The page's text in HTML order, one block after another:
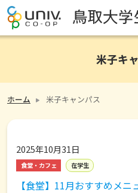
米子キ
ホーム 米子キャンパス
2025年10月31日
食堂・カフェ 在学生
【食堂】11月おすすめメニ